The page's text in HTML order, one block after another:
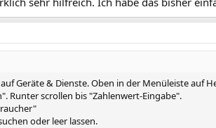
Geräte & Dienste. Oben in der Menüleiste auf
Runter scrollen bis "Zahlenwert-Eingabe".
oder leer lassen.